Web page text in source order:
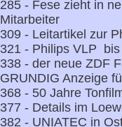
285 - Fese zieht in
Mitarbeiter
309 - Leitartikel zur
321 - Philips VLP
338 - der neue ZDF
GRUNDIG Anzeige
368 - 50 Jahre
377 - Details im
382 - UNIATEC in